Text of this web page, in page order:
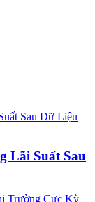
Lãi Suất Sau